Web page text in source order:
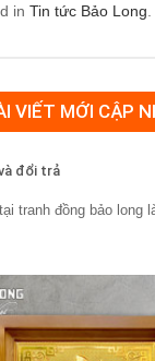
in Tin tức Bảo Long
VIẾT MỚI CẬP
đổi trả
tranh đồng bảo long